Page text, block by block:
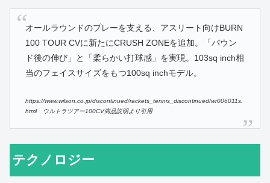
オールラウンドのプレーを支える、アスリート向けBURN
100 TOUR CVに新たにCRUSH ZONEを追加。「バウン
ド後の伸び」と「柔らかい打球感」を実現。103sq inch相
当のフェイスサイズをもつ100sq inchモデル。
https://www.wilson.co.jp/discontinued/rackets_tennis_discontinued/wr006011s.
html ウルトラツアー100CV商品説明より引用
テクノロジー